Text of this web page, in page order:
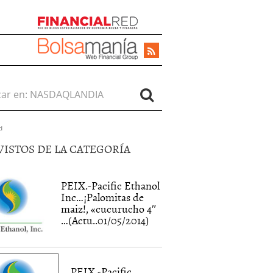
en:
DE LA CATEGORÍA
PEIX.-Pacific Ethanol
Inc…¡Palomitas de
maiz!, «cucurucho 4″
…(Actu..01/05/2014)